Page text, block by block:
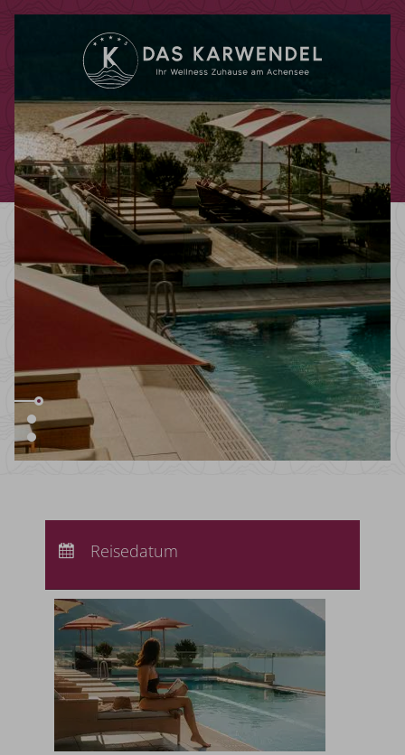
Abreise:keine Auswahl
Reisedatum
Codes einlösen
Hier können Sie Ihre Aktionscodes
oder Gutscheine einlösen.
Aktuell akzeptieren wir folgende
Codes:
Bonuscode
Gutscheine